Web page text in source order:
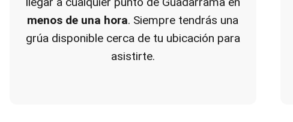
menos de una hora. Siempre tendrás una
grúa disponible cerca de tu ubicación para
asistirte.